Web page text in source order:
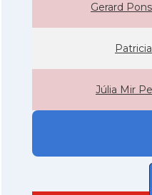
Gerard
Patricia
Júlia Mir